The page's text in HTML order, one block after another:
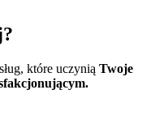
które uczynią Twoje